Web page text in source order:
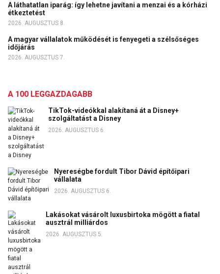
A láthatatlan iparág: így lehetne javítani a menzai és a kórházi
étkeztetést
2026. AUGUSZTUS 8.
A magyar vállalatok működését is fenyegeti a szélsőséges
időjárás
2026. AUGUSZTUS 7.
A 100 LEGGAZDAGABB
TikTok-videókkal alakítaná át a Disney+
szolgáltatást a Disney
2026. AUGUSZTUS 6.
Nyereségbe fordult Tibor Dávid építőipari
vállalata
2026. AUGUSZTUS 6.
Lakásokat vásárolt luxusbirtoka mögött a fiatal
ausztrál milliárdos
2026. AUGUSZTUS 5.